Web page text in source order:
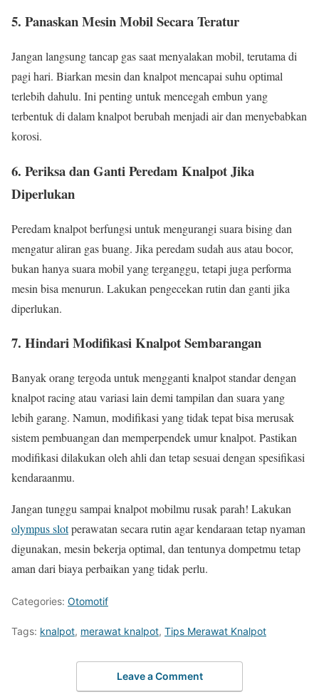
5. Panaskan Mesin Mobil Secara Teratur
Jangan langsung tancap gas saat menyalakan mobil, terutama di
pagi hari. Biarkan mesin dan knalpot mencapai suhu optimal
terlebih dahulu. Ini penting untuk mencegah embun yang
terbentuk di dalam knalpot berubah menjadi air dan menyebabkan
korosi.
6. Periksa dan Ganti Peredam Knalpot Jika
Diperlukan
Peredam knalpot berfungsi untuk mengurangi suara bising dan
mengatur aliran gas buang. Jika peredam sudah aus atau bocor,
bukan hanya suara mobil yang terganggu, tetapi juga performa
mesin bisa menurun. Lakukan pengecekan rutin dan ganti jika
diperlukan.
7. Hindari Modifikasi Knalpot Sembarangan
Banyak orang tergoda untuk mengganti knalpot standar dengan
knalpot racing atau variasi lain demi tampilan dan suara yang
lebih garang. Namun, modifikasi yang tidak tepat bisa merusak
sistem pembuangan dan memperpendek umur knalpot. Pastikan
modifikasi dilakukan oleh ahli dan tetap sesuai dengan spesifikasi
kendaraanmu.
Jangan tunggu sampai knalpot mobilmu rusak parah! Lakukan
olympus slotperawatan secara rutin agar kendaraan tetap nyaman
digunakan, mesin bekerja optimal, dan tentunya dompetmu tetap
aman dari biaya perbaikan yang tidak perlu.
Categories: Otomotif
Tags: knalpot, merawat knalpot, Tips Merawat Knalpot
Leave a Comment